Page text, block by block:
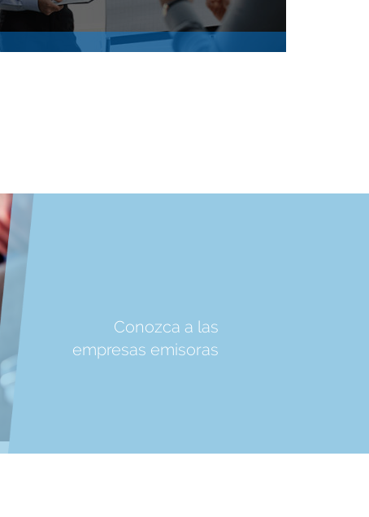
Conozca a las
empresas emisoras